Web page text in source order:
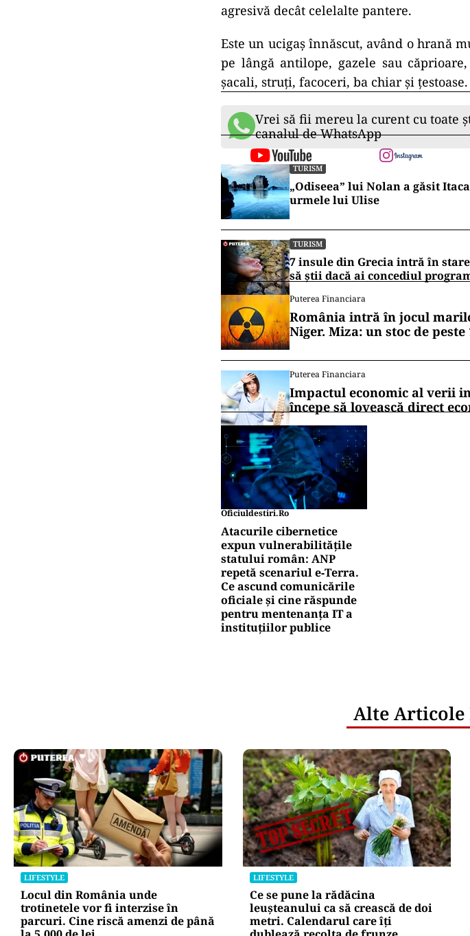
agresivă decât celelalte pantere.
Este un ucigaș înnăscut, având o hrană
pe lângă antilope, gazele sau
șacali, struți, facoceri, ba chiar și țestoase.
Vrei să fii mereu la curent cu toate
canalul de WhatsApp
TURISM
„Odiseea” lui Nolan a găsit
urmele lui Ulise
TURISM
7 insule din Grecia intră în
să știi dacă ai concediul
Puterea Financiara
România intră în jocul
Niger. Miza: un stoc de peste
Puterea Financiara
Impactul economic al verii
începe să lovească direct
Oficiuldestiri.ro
Atacurile cibernetice
expun vulnerabilitățile
statului român: ANP
repetă scenariul e‑Terra.
Ce ascund comunicările
oficiale și cine răspunde
pentru mentenanța IT a
instituțiilor publice
Alte
LIFESTYLE
Locul din România unde
trotinetele vor fi interzise în
parcuri. Cine riscă amenzi de până
LIFESTYLE
Ce se pune la rădăcina
leușteanului ca să crească de doi
metri. Calendarul care îți